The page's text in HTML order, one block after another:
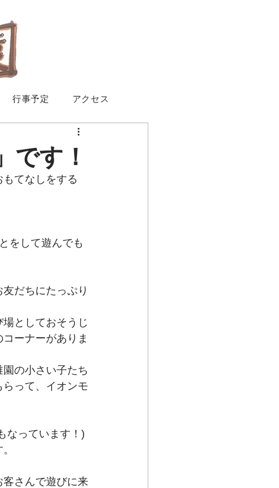
行事予定 アクセス
です！
てなしをする
をして遊んでも
だちにたっぷり
としておそうじ
ーナーがありま
の小さい子たち
らって、イオンモ
なっています！)
さんで遊びに来